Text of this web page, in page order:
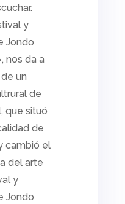
y
Jondo
nos da a
un
de
que situó
de
cambió el
del arte
y
Jondo